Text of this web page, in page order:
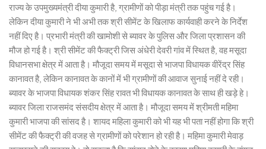
राज्य के उपमुख्यमंत्री दीया कुमारी है, ग्रामीणों को पीड़ा मंत्री तक पहुंच गई है।
लेकिन दीया कुमारी ने भी अभी तक श्री सीमेंट के खिलाफ कार्यवाही करने के निर्देश
नहीं दिए है। प्रभारी मंत्री की खामोशी से ब्यावर के पुलिस और जिला प्रशासन की
मौज हो गई है। श्री सीमेंट की फैक्ट्री जिस अंधेरी देवरी गांव में स्थित है, वह मसूदा
विधानसभा क्षेत्र में आता है। मौजूदा समय में मसूदा से भाजपा विधायक वीरेंद्र सिंह
कानावत है, लेकिन कानावत के कानों में भी ग्रामीणों की आवाज सुनाई नहीं दे रही।
ब्यावर के भाजपा विधायक शंकर सिंह रावत भी विधायक कानावत के साथ ही खड़े हे।
ब्यावर जिला राजसमंद संसदीय क्षेत्र में आता है। मौजूदा समय में श्रीमती महिमा
कुमारी भाजपा की सांसद है। शायद महिला कुमारी को भी यह भी पता नहीं होगा कि श्री
सीमेंट की फैक्ट्री की वजह से ग्रामीणों को परेशान हो रही है। महिमा कुमारी मेवाड़